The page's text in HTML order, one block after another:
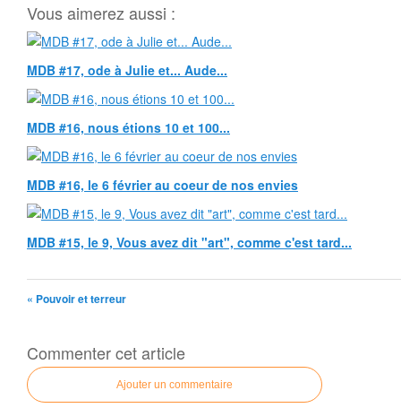
Vous aimerez aussi :
MDB #17, ode à Julie et... Aude...
MDB #16, nous étions 10 et 100...
MDB #16, le 6 février au coeur de nos envies
MDB #15, le 9, Vous avez dit "art", comme c'est tard...
« Pouvoir et terreur
Commenter cet article
Ajouter un commentaire